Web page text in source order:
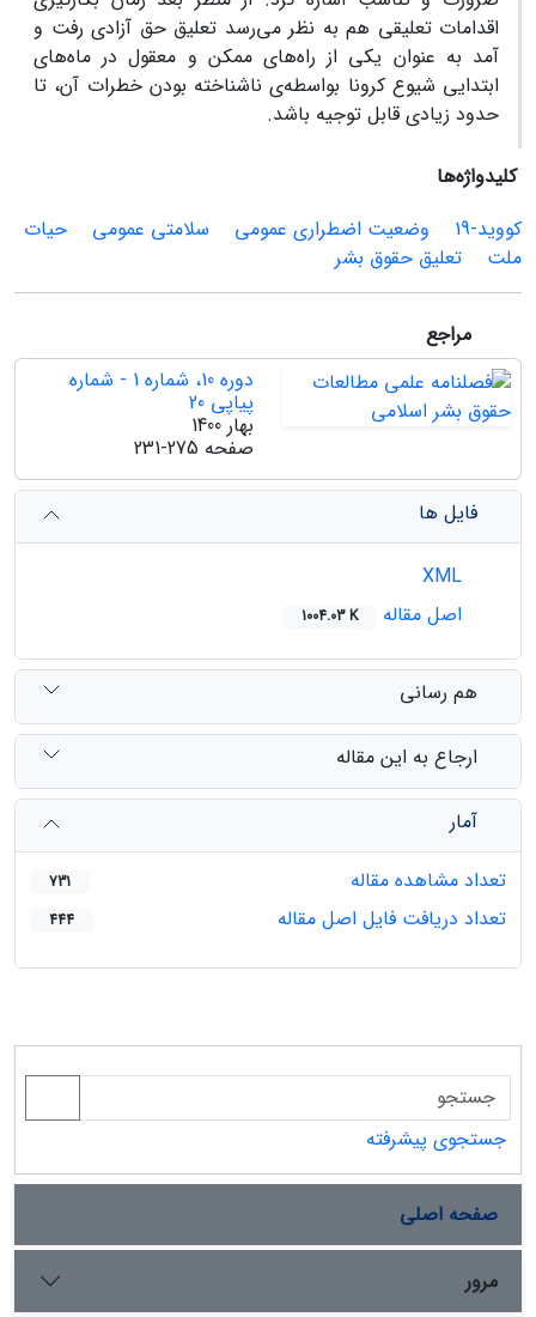
اقدامات تعلیقی هم به نظر می‌رسد تعلیق حق آزادی رفت و
آمد به عنوان یکی از راه‌های ممکن و معقول در ماه‌های
ابتدایی شیوع کرونا بواسطه‌‌ی ناشناخته‌ بودن خطرات آن، تا
حدود زیادی قابل توجیه باشد.
کلیدواژه‌ها
کووید-19
وضعیت اضطراری عمومی سلامتی عمومی
حیات
ملت
تعلیق حقوق بشر
مراجع
دوره 10، شماره 1 - شماره
پیاپی 20
بهار 1400
صفحه 231-275
فایل ها
اصل مقاله
1004.03 K
هم رسانی
ارجاع به این مقاله
آمار
تعداد مشاهده مقاله
731
تعداد دریافت فایل اصل مقاله 444
جستجوی پیشرفته
صفحه اصلی
مرور